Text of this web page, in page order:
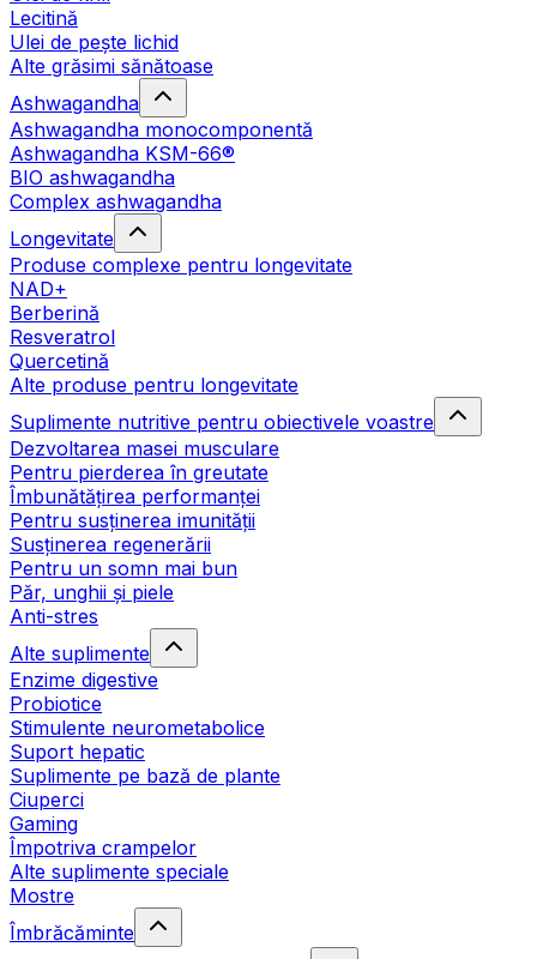
Lecitină
Ulei de pește lichid
Alte grăsimi sănătoase
Ashwagandha
Ashwagandha monocomponentă
Ashwagandha KSM-66®
BIO ashwagandha
Complex ashwagandha
Longevitate
Produse complexe pentru longevitate
NAD+
Berberină
Resveratrol
Quercetină
Alte produse pentru longevitate
Suplimente nutritive pentru obiectivele voastre
Dezvoltarea masei musculare
Pentru pierderea în greutate
Îmbunătățirea performanței
Pentru susținerea imunității
Susținerea regenerării
Pentru un somn mai bun
Păr, unghii și piele
Anti-stres
Alte suplimente
Enzime digestive
Probiotice
Stimulente neurometabolice
Suport hepatic
Suplimente pe bază de plante
Ciuperci
Gaming
Împotriva crampelor
Alte suplimente speciale
Mostre
Îmbrăcăminte